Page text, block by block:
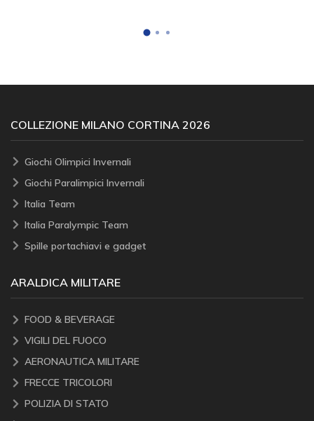
COLLEZIONE MILANO CORTINA 2026
Giochi Olimpici Invernali
Giochi Paralimpici Invernali
Italia Team
Italia Paralympic Team
Spille portachiavi e gadget
ARALDICA MILITARE
FOOD & BEVERAGE
VIGILI DEL FUOCO
AERONAUTICA MILITARE
FRECCE TRICOLORI
POLIZIA DI STATO